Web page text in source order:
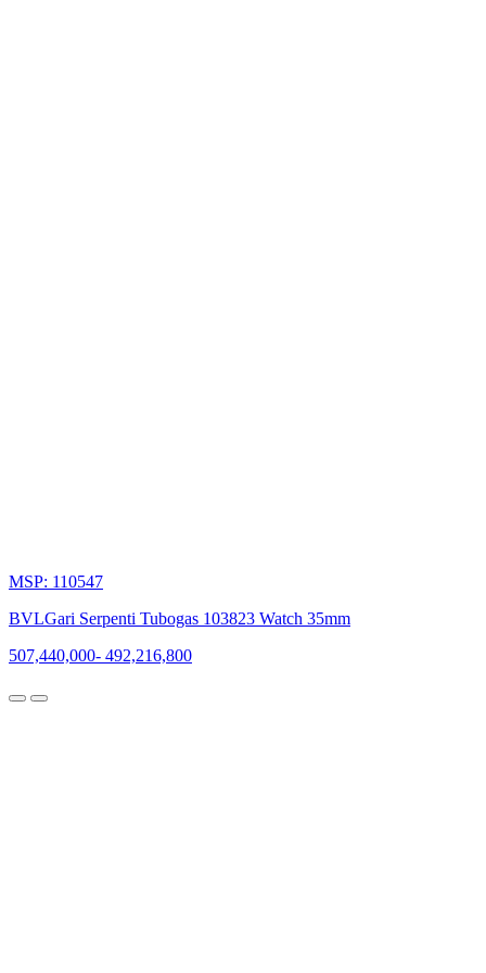
MSP: 110547
BVLGari Serpenti Tubogas 103823 Watch 35mm
507,440,000- 492,216,800